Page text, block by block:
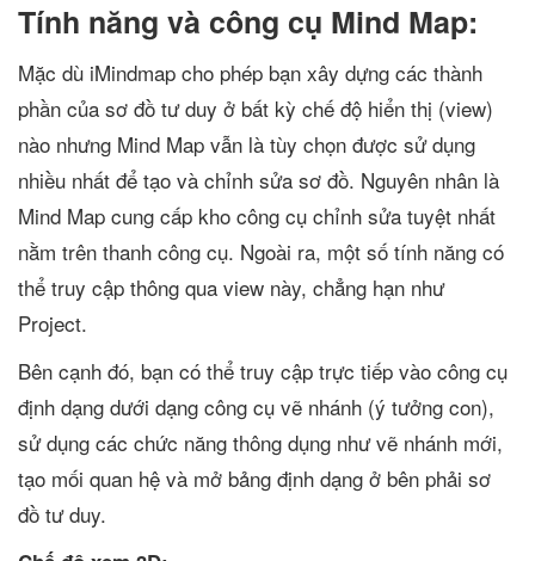
Tính năng và công cụ Mind Map:
Mặc dù iMindmap cho phép bạn xây dựng các thành
phần của sơ đồ tư duy ở bất kỳ chế độ hiển thị (view)
nào nhưng Mind Map vẫn là tùy chọn được sử dụng
nhiều nhất để tạo và chỉnh sửa sơ đồ. Nguyên nhân là
Mind Map cung cấp kho công cụ chỉnh sửa tuyệt nhất
nằm trên thanh công cụ. Ngoài ra, một số tính năng có
thể truy cập thông qua view này, chẳng hạn như
Project.
Bên cạnh đó, bạn có thể truy cập trực tiếp vào công cụ
định dạng dưới dạng công cụ vẽ nhánh (ý tưởng con),
sử dụng các chức năng thông dụng như vẽ nhánh mới,
tạo mối quan hệ và mở bảng định dạng ở bên phải sơ
đồ tư duy.